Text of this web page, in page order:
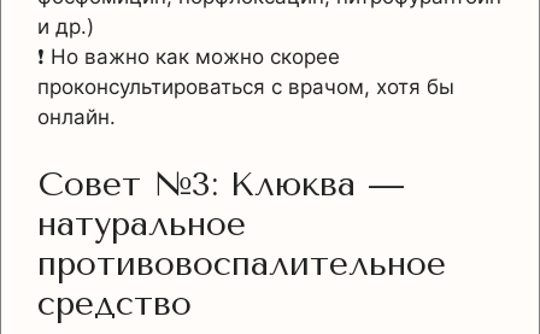
и др.)
❗ Но важно как можно скорее
проконсультироваться с врачом, хотя бы
онлайн.
Совет №3: Клюква —
натуральное
противовоспалительное
средство